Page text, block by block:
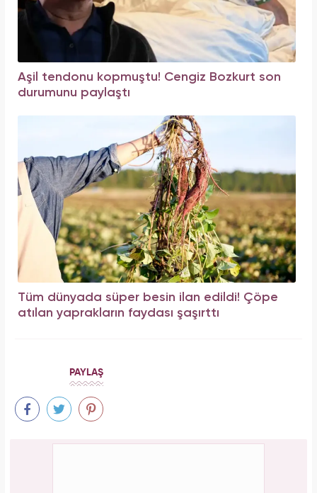
Aşil tendonu kopmuştu! Cengiz Bozkurt son
durumunu paylaştı
Tüm dünyada süper besin ilan edildi! Çöpe
atılan yaprakların faydası şaşırttı
PAYLAŞ